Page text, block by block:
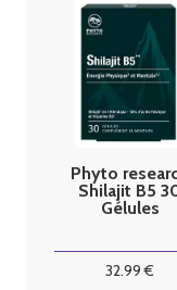
Phyto
Shilajit B5
Gélules
32.99 €